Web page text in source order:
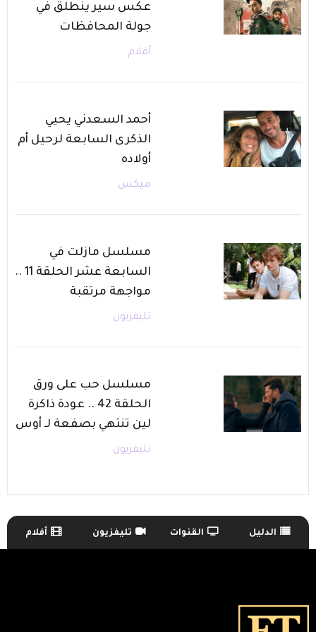
عكس سير ينطلق في
جولة المحافظات
أفلام
أحمد السعدني يحيي
الذكرى السابعة لرحيل أم
أولاده
ميكس
مسلسل مازلت في
السابعة عشر الحلقة 11 ..
مواجهة مرتقبة
تليفزيون
مسلسل حب على ورق
الحلقة 42 .. عودة ذاكرة
لين تنتهي بصفعة لـ أوس
تليفزيون
TV Guide Menu الدليل القنوات تليفزيون أفلام